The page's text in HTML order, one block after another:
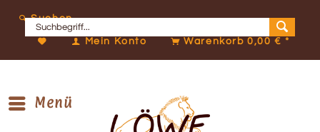
Suchen
Mein Konto Warenkorb0,00 € *
Menü